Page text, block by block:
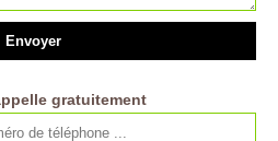
gratuitement